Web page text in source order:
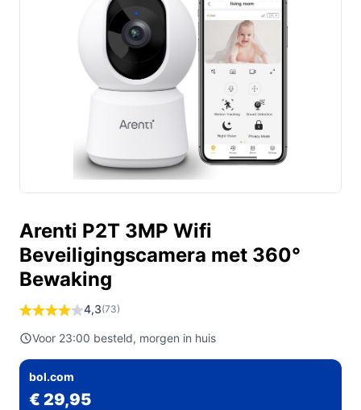
Arenti P2T 3MP Wifi
Beveiligingscamera met 360°
Bewaking
4,3(73)
Voor 23:00 besteld, morgen in huis
bol.com
€ 29,95